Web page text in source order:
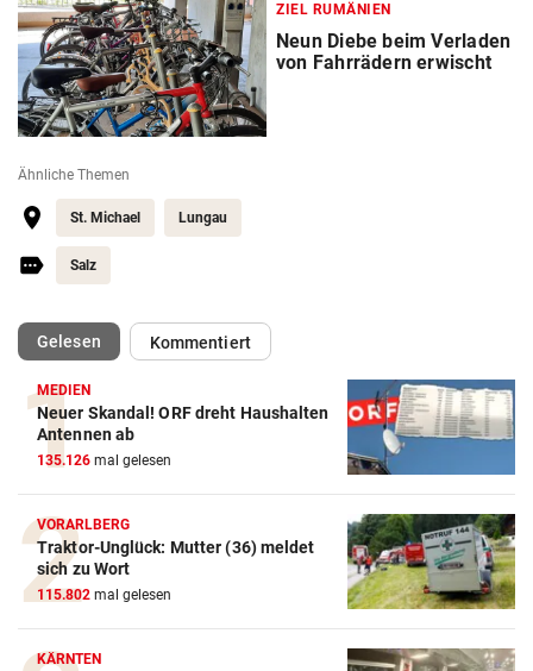
ZIEL RUMÄNIEN
Neun Diebe beim Verladen
von Fahrrädern erwischt
Ähnliche Themen
St. Michael Lungau
Salz
Gelesen(ausgewählt)Kommentiert
MEDIEN
Neuer Skandal! ORF dreht Haushalten
Antennen ab
135.126 mal gelesen
VORARLBERG
Traktor-Unglück: Mutter (36) meldet
sich zu Wort
115.802 mal gelesen
KÄRNTEN